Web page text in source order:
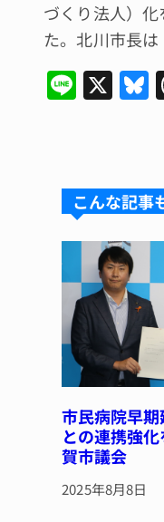
づくり法人）
た。北川市長
Li X
y
こんな記事
市民病院早
との連携強
賀市議会
2025年8月8日